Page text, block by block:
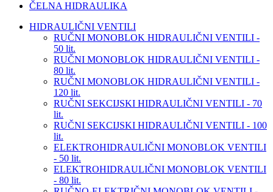
ČELNA HIDRAULIKA
HIDRAULIČNI VENTILI
RUČNI MONOBLOK HIDRAULIČNI VENTILI -
50 lit.
RUČNI MONOBLOK HIDRAULIČNI VENTILI -
80 lit.
RUČNI MONOBLOK HIDRAULIČNI VENTILI -
120 lit.
RUČNI SEKCIJSKI HIDRAULIČNI VENTILI - 70
lit.
RUČNI SEKCIJSKI HIDRAULIČNI VENTILI - 100
lit.
ELEKTROHIDRAULIČNI MONOBLOK VENTILI
- 50 lit.
ELEKTROHIDRAULIČNI MONOBLOK VENTILI
- 80 lit.